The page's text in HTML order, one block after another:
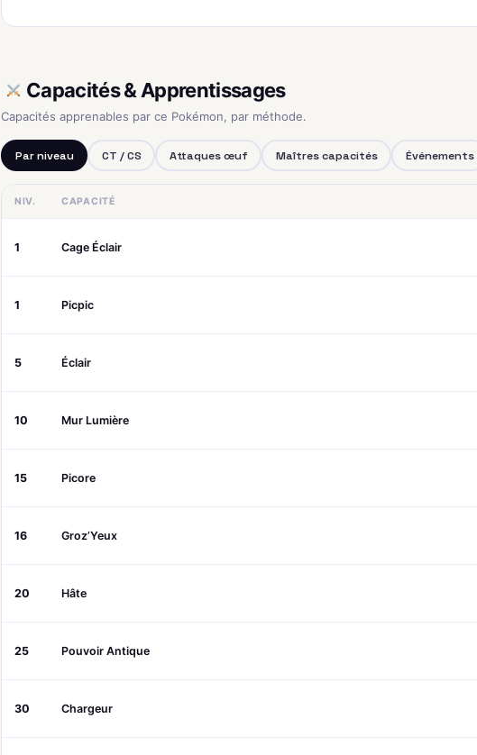
Capacités & Apprentissages
Capacités apprenables par ce Pokémon, par méthode.
Par niveau CT / CS Attaques œuf Maîtres capacités Événements
NIV. CAPACITÉ
1 Cage Éclair
1 Picpic
5 Éclair
10 Mur Lumière
15 Picore
16 Groz’Yeux
20 Hâte
25 Pouvoir Antique
30 Chargeur